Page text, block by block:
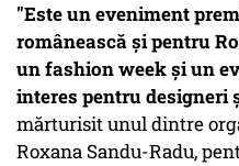
"Este un eveniment
românească și pentru
un fashion week și un
interes pentru designeri
mărturisit unul dintre
Roxana Sandu-Radu,